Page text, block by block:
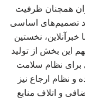
همچنان ظرفیت
تصمیم‌های اساسی
نخستین
این بخش از تولید
برای نظام سلامت
و نظام ارجاع نیز
و اتلاف منابع